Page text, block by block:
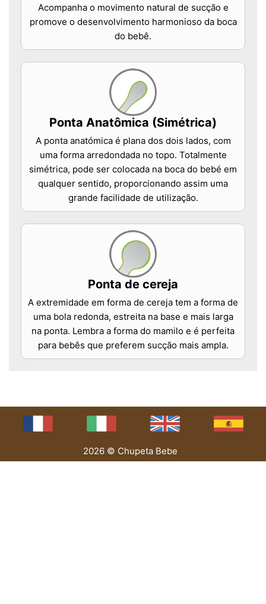
Acompanha o movimento natural de sucção e
promove o desenvolvimento harmonioso da boca
do bebê.
Ponta Anatômica (Simétrica)
A ponta anatómica é plana dos dois lados, com
uma forma arredondada no topo. Totalmente
simétrica, pode ser colocada na boca do bebé em
qualquer sentido, proporcionando assim uma
grande facilidade de utilização.
Ponta de cereja
A extremidade em forma de cereja tem a forma de
uma bola redonda, estreita na base e mais larga
na ponta. Lembra a forma do mamilo e é perfeita
para bebês que preferem sucção mais ampla.
2026 © Chupeta Bebe